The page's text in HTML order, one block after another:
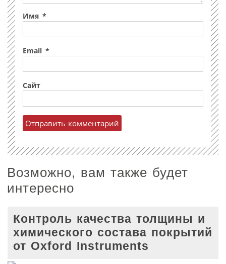
Имя *
Email *
Сайт
Возможно, вам также будет
интересно
Контроль качества толщины и
химического состава покрытий
от Oxford Instruments